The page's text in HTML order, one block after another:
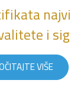
i
VIŠE